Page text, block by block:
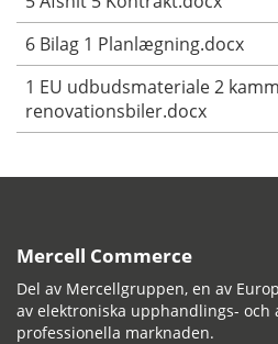
6 Bilag 1 Planlægning.docx
1 EU udbudsmateriale 2
renovationsbiler.docx
Mercell Commerce
Del av Mercellgruppen, en av
av elektroniska upphandlings- och
professionella marknaden.